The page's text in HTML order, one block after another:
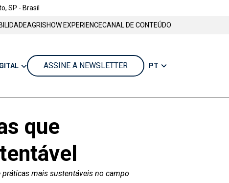
SP - Brasil
AGRISHOW EXPERIENCECANAL DE CONTEÚDO
ASSINE A NEWSLETTER PT
que
mais sustentáveis no campo